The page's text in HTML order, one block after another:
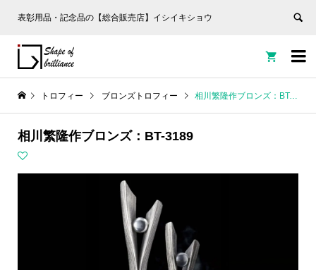
表彰用品・記念品の【総合販売店】イシイキショウ


トロフィー ブロンズトロフィー 相川繁隆作ブロンズ：BT-3189
相川繁隆作ブロンズ：BT-3189